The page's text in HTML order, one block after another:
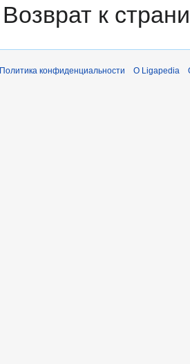
Возврат к
Политика конфиденциальности О Ligapedia